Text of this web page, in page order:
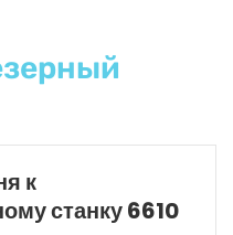
к
станку 6610